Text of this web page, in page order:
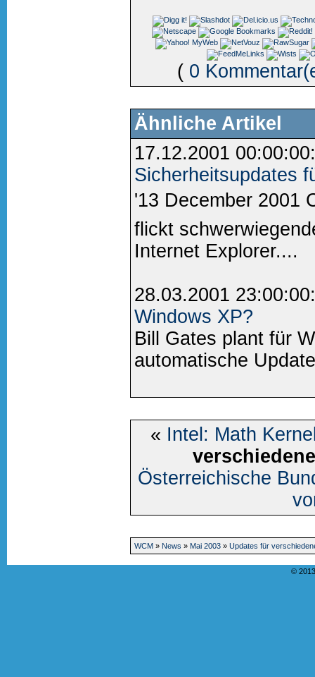
( 0
Ähnliche Artikel
17.12.2001
Sicherheitsupdates
'13 December 2001
flickt
Internet Explorer....
28.03.2001
Windows XP?
Bill Gates plant für
automatische
« Intel: Math
Österreichische
WCM » News » Mai 2003» Updates für
©